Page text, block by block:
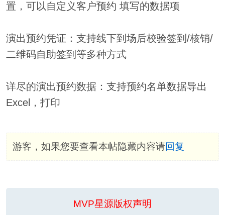
置，可以自定义客户预约 填写的数据项
演出预约凭证：支持线下到场后校验签到/核销/
二维码自助签到等多种方式
详尽的演出预约数据：支持预约名单数据导出
Excel，打印
游客，如果您要查看本帖隐藏内容请回复
MVP星源版权声明